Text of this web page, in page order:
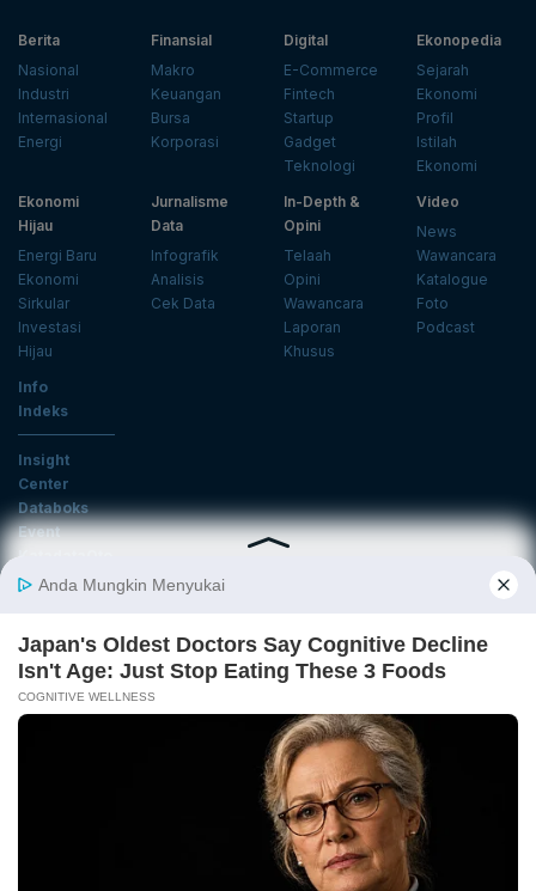
Berita
Nasional
Industri
Internasional
Energi
Finansial
Makro
Keuangan
Bursa
Korporasi
Digital
E-Commerce
Fintech
Startup
Gadget
Teknologi
Ekonopedia
Sejarah
Ekonomi
Profil
Istilah
Ekonomi
Ekonomi
Hijau
Energi Baru
Ekonomi
Sirkular
Investasi
Hijau
Jurnalisme
Data
Infografik
Analisis
Cek Data
In-Depth &
Opini
Telaah
Opini
Wawancara
Laporan
Khusus
Video
News
Wawancara
Katalogue
Foto
Podcast
Info
Indeks
Insight
Center
Databoks
Event
Email
Ikuti Kami
Karier
Pedoman Media Siber
Disclaimer
Hubungi Kami
©2026 Katadata. Hak cipta dilindungi Undang-undang.